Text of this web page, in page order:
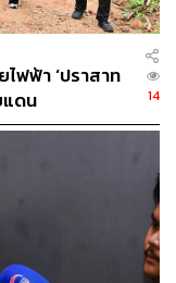
จ จะนำไปใช้
ลักษณะเดียวกัน
ภท บางจุด และ
อลดผลกระทบภาค
ายให้กลไก RBC
าตให้มีการขนส่ง
าด้านความมั่นคง
วรจันทบุรีและตราด
ฟฟ้า ‘ปราสาท
แดน
14